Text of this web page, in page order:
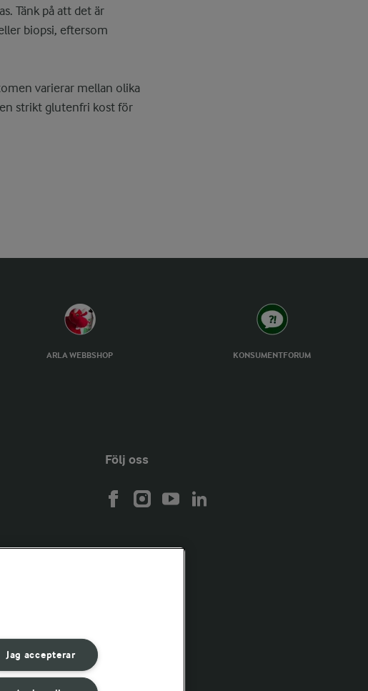
Tänk på att det är
biopsi, eftersom
varierar mellan olika
strikt glutenfri kost för
ARLA WEBBSHOP KONSUMENTFORUM
Följ oss
Jag accepterar